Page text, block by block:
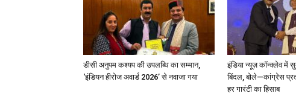
डीसी अनुपम कश्यप की उपलब्धि का सम्मान,
‘इंडियन हीरोज अवार्ड 2026’ से नवाजा गया
इंडिया न्यूज़ कॉन्क्लेव में
बिंदल, बोले—कांग्रेस
हर गारंटी का हिसाब